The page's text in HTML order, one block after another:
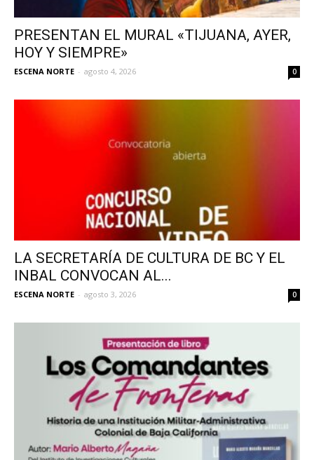
PRESENTAN EL MURAL «TIJUANA, AYER,
HOY Y SIEMPRE»
ESCENA NORTE - agosto 4, 2026 0
LA SECRETARÍA DE CULTURA DE BC Y EL
INBAL CONVOCAN AL...
ESCENA NORTE - agosto 3, 2026 0